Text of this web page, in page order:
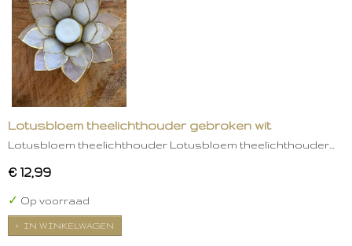
Lotusbloem theelichthouder gebroken wit
Lotusbloem theelichthouder Lotusbloem theelichthouder…
€ 12,99
✓ Op voorraad
IN WINKELWAGEN